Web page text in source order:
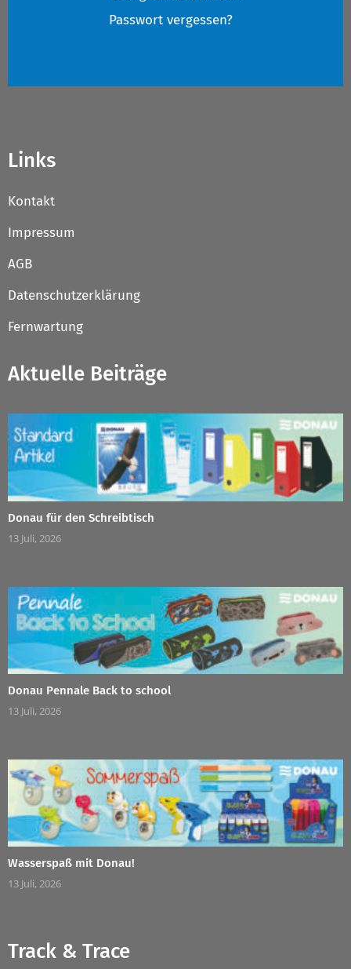
Passwort vergessen?
Links
Kontakt
Impressum
AGB
Datenschutzerklärung
Fernwartung
Aktuelle Beiträge
Donau für den Schreibtisch
13 Juli, 2026
Donau Pennale Back to school
13 Juli, 2026
Wasserspaß mit Donau!
13 Juli, 2026
Track & Trace